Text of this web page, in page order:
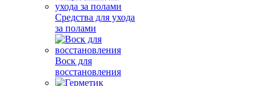
Средства для ухода
за полами
Воск для
восстановления